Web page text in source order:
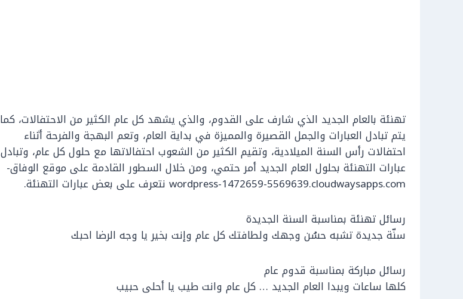
تهنئة بالعام الجديد الذي شارف على القدوم، والذي يشهد كل عام الكثير من الاحتفالات، كما
يتم تبادل العبارات والجمل القصيرة والمميزة في بداية العام، وتعم البهجة والفرحة أثناء
احتفالات رأس السنة الميلادية، وتقيم الكثير من الشعوب احتفالاتها مع حلول كل عام، وتبادل
عبارات التهنئة بحلول العام الجديد أمر حتمي، ومن خلال السطور القادمة على موقع الوفاق-
wordpress-1472659-5569639.cloudwaysapps.com نتعرف على بعض عبارات التهنئة.
رسائل تهنئة بمناسبة السنة الجديدة
سنّة جديدة تشبه حسُن وجهك ولطافتك كل عام وإنت بخير يا وجه الرضا احبك
رسائل مباركة بمناسبة قدوم عام
كلها ساعات ويبدا العام الجديد … كل عام وانت طيب يا أحلى حبيب